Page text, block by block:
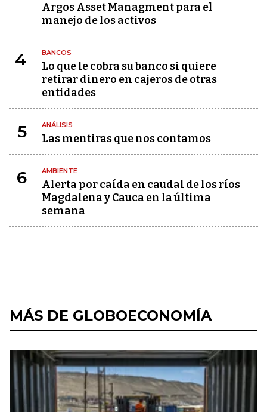
Argos Asset Managment para el
manejo de los activos
4 BANCOS
Lo que le cobra su banco si quiere
retirar dinero en cajeros de otras
entidades
5 ANÁLISIS
Las mentiras que nos contamos
6 AMBIENTE
Alerta por caída en caudal de los ríos
Magdalena y Cauca en la última
semana
MÁS DE GLOBOECONOMÍA